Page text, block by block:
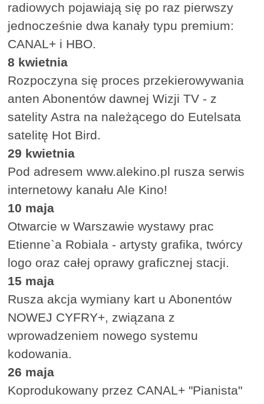
radiowych pojawiają się po raz pierwszy
jednocześnie dwa kanały typu premium:
CANAL+ i HBO.
8 kwietnia
Rozpoczyna się proces przekierowywania
anten Abonentów dawnej Wizji TV - z
satelity Astra na należącego do Eutelsata
satelitę Hot Bird.
29 kwietnia
Pod adresem www.alekino.pl rusza serwis
internetowy kanału Ale Kino!
10 maja
Otwarcie w Warszawie wystawy prac
Etienne`a Robiala - artysty grafika, twórcy
logo oraz całej oprawy graficznej stacji.
15 maja
Rusza akcja wymiany kart u Abonentów
NOWEJ CYFRY+, związana z
wprowadzeniem nowego systemu
kodowania.
26 maja
Koprodukowany przez CANAL+ "Pianista"